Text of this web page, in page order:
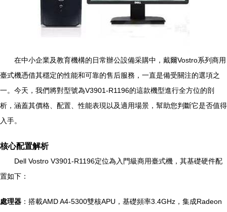
在中小企業及教育機構的日常辦公設備采購中，戴爾Vostro系列商用
臺式機憑借其穩定的性能和可靠的售后服務，一直是備受關注的選項之
一。今天，我們將對型號為V3901-R1196的這款機型進行全方位的剖
析，涵蓋其價格、配置、性能表現以及適用場景，幫助您判斷它是否值得
入手。
核心配置解析
Dell Vostro V3901-R1196定位為入門級商用臺式機，其基礎硬件配
置如下：
處理器 ：搭載AMD A4-5300雙核APU，基礎頻率3.4GHz，集成Radeon